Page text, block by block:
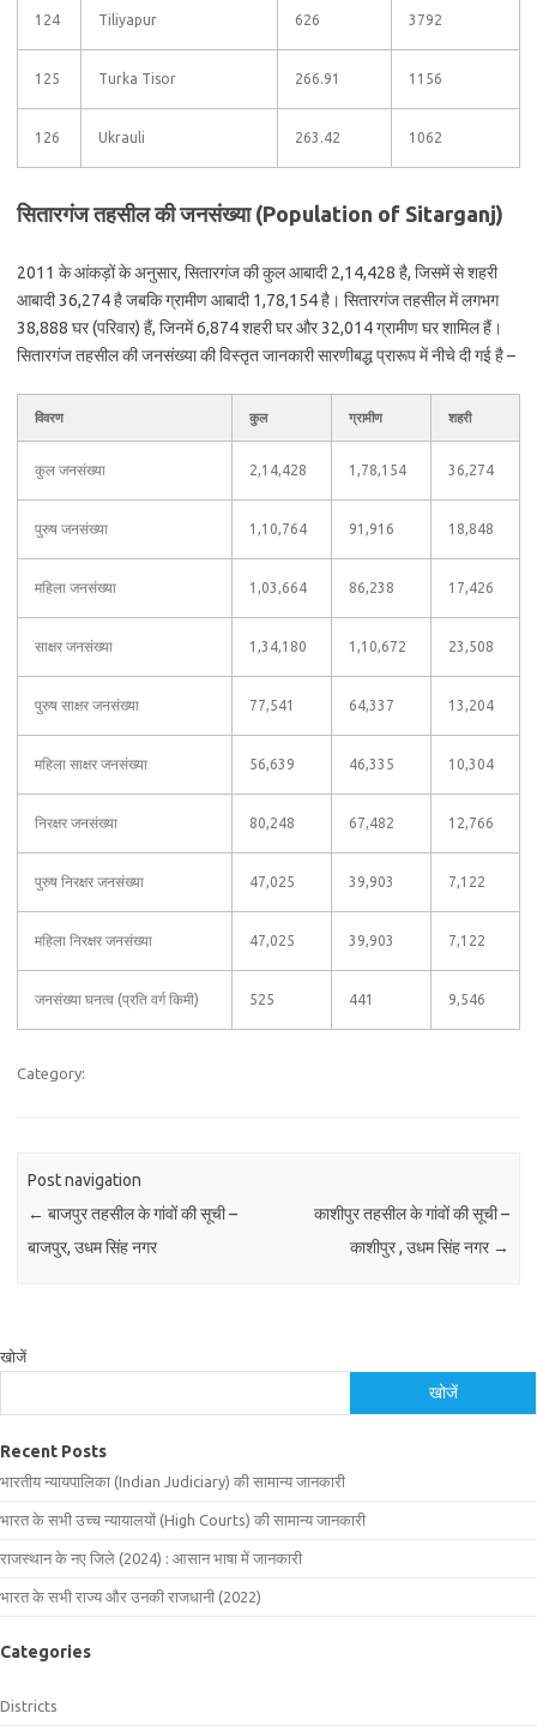
124 Tiliyapur 626 3792
125 Turka Tisor 266.91 1156
126 Ukrauli 263.42 1062
सितारगंज तहसील की जनसंख्या (Population of Sitarganj)
2011 के आंकड़ों के अनुसार, सितारगंज की कुल आबादी 2,14,428 है, जिसमें से शहरी
आबादी 36,274 है जबकि ग्रामीण आबादी 1,78,154 है। सितारगंज तहसील में लगभग
38,888 घर (परिवार) हैं, जिनमें 6,874 शहरी घर और 32,014 ग्रामीण घर शामिल हैं।
सितारगंज तहसील की जनसंख्या की विस्तृत जानकारी सारणीबद्ध प्रारूप में नीचे दी गई है –
विवरण कुल ग्रामीण शहरी
कुल जनसंख्या 2,14,428 1,78,154 36,274
पुरुष जनसंख्या 1,10,764 91,916 18,848
महिला जनसंख्या 1,03,664 86,238 17,426
साक्षर जनसंख्या 1,34,180 1,10,672 23,508
पुरुष साक्षर जनसंख्या 77,541 64,337 13,204
महिला साक्षर जनसंख्या 56,639 46,335 10,304
निरक्षर जनसंख्या 80,248 67,482 12,766
पुरुष निरक्षर जनसंख्या 47,025 39,903 7,122
महिला निरक्षर जनसंख्या 47,025 39,903 7,122
जनसंख्या घनत्व (प्रति वर्ग किमी) 525 441 9,546
Category:
Post navigation
← बाजपुर तहसील के गांवों की सूची –
बाजपुर, उधम सिंह नगर
काशीपुर तहसील के गांवों की सूची –
काशीपुर , उधम सिंह नगर →
खोजें
खोजें
Recent Posts
भारतीय न्यायपालिका (Indian Judiciary) की सामान्य जानकारी
भारत के सभी उच्च न्यायालयों (High Courts) की सामान्य जानकारी
राजस्थान के नए जिले (2024) : आसान भाषा में जानकारी
भारत के सभी राज्य और उनकी राजधानी (2022)
Categories
Districts